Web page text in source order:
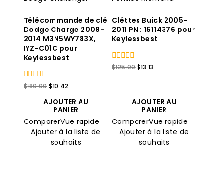
Télécommande de clé
Dodge Charge 2008-
2014 M3N5WY783X,
IYZ-C01C pour
Keylessbest
0
$180.00Le
original
était
:
$180.00.
$10.42
actuel
est
:
$10.42.
AJOUTER AU
PANIER
ComparerVue rapide
Ajouter à la liste de
souhaits
Cléttes Buick 2005-
2011 PN : 15114376 pour
Keylessbest
0
$125.00Le
:
$125.00.
$13.13
:
$13.13.
AJOUTER AU
PANIER
ComparerVue rapide
Ajouter à la liste de
souhaits